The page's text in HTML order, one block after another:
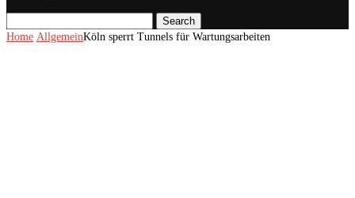
Search
Home AllgemeinKöln sperrt Tunnels für Wartungsarbeiten